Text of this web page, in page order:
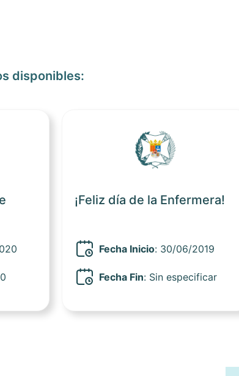
disponibles:
¡Feliz día de la Enfermera!
Fecha Inicio: 30/06/2019
Fecha Fin: Sin especificar